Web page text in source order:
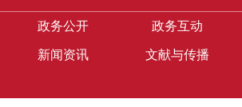
政务公开 政务互动
新闻资讯 文献与传播